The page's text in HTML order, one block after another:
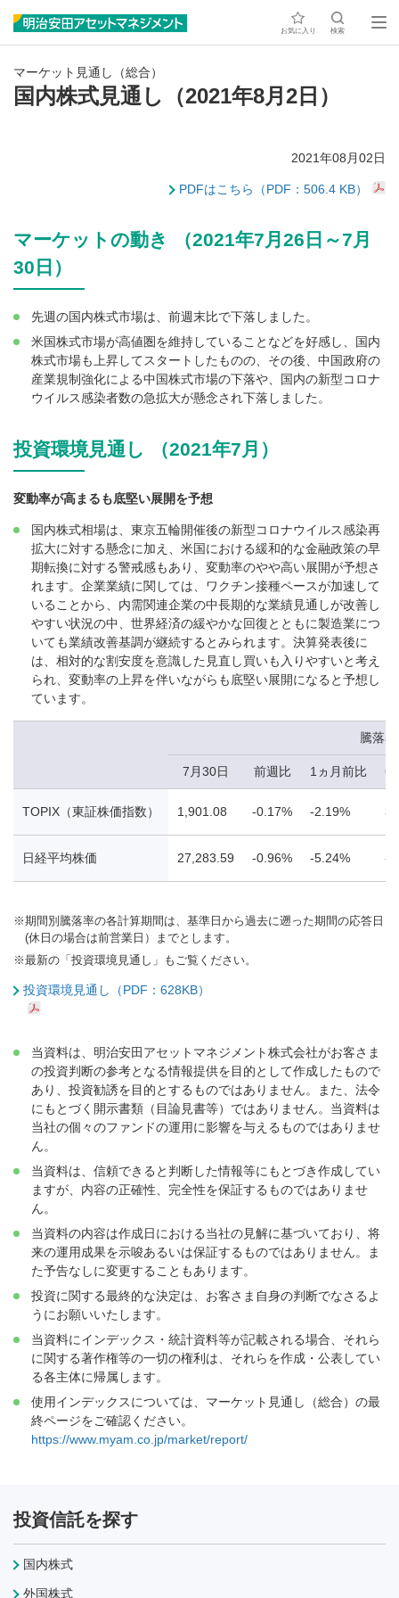
お気に入り 検索
マーケット見通し（総合）
国内株式見通し（2021年8月2日）
2021年08月02日
PDFはこちら（PDF：506.4 KB）
マーケットの動き （2021年7月26日～7月
30日）
先週の国内株式市場は、前週末比で下落しました。
米国株式市場が高値圏を維持していることなどを好感し、国内
株式市場も上昇してスタートしたものの、その後、中国政府の
産業規制強化による中国株式市場の下落や、国内の新型コロナ
ウイルス感染者数の急拡大が懸念され下落しました。
投資環境見通し （2021年7月）
変動率が高まるも底堅い展開を予想
国内株式相場は、東京五輪開催後の新型コロナウイルス感染再
拡大に対する懸念に加え、米国における緩和的な金融政策の早
期転換に対する警戒感もあり、変動率のやや高い展開が予想さ
れます。企業業績に関しては、ワクチン接種ペースが加速して
いることから、内需関連企業の中長期的な業績見通しが改善し
やすい状況の中、世界経済の緩やかな回復とともに製造業につ
いても業績改善基調が継続するとみられます。決算発表後に
は、相対的な割安度を意識した見直し買いも入りやすいと考え
られ、変動率の上昇を伴いながらも底堅い展開になると予想し
ています。
騰落率
7月30日 前週比 1ヵ月前比 6
TOPIX（東証株価指数） 1,901.08 -0.17% -2.19%
日経平均株価 27,283.59 -0.96% -5.24% -
※期間別騰落率の各計算期間は、基準日から過去に遡った期間の応答日
(休日の場合は前営業日）までとします。
※最新の「投資環境見通し」もご覧ください。
投資環境見通し（PDF：628KB）
当資料は、明治安田アセットマネジメント株式会社がお客さま
の投資判断の参考となる情報提供を目的として作成したもので
あり、投資勧誘を目的とするものではありません。また、法令
にもとづく開示書類（目論見書等）ではありません。当資料は
当社の個々のファンドの運用に影響を与えるものではありませ
ん。
当資料は、信頼できると判断した情報等にもとづき作成してい
ますが、内容の正確性、完全性を保証するものではありませ
ん。
当資料の内容は作成日における当社の見解に基づいており、将
来の運用成果を示唆あるいは保証するものではありません。ま
た予告なしに変更することもあります。
投資に関する最終的な決定は、お客さま自身の判断でなさるよ
うにお願いいたします。
当資料にインデックス・統計資料等が記載される場合、それら
に関する著作権等の一切の権利は、それらを作成・公表してい
る各主体に帰属します。
使用インデックスについては、マーケット見通し（総合）の最
終ページをご確認ください。
https://www.myam.co.jp/market/report/
投資信託を探す
国内株式
外国株式